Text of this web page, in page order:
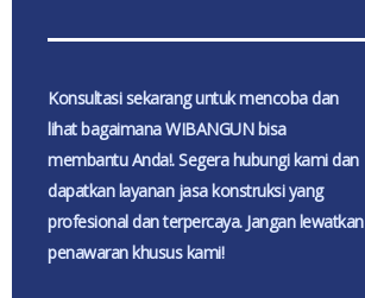
Konsultasi sekarang untuk mencoba dan
lihat bagaimana WIBANGUN bisa
membantu Anda!. Segera hubungi kami dan
dapatkan layanan jasa konstruksi yang
profesional dan terpercaya. Jangan lewatkan
penawaran khusus kami!